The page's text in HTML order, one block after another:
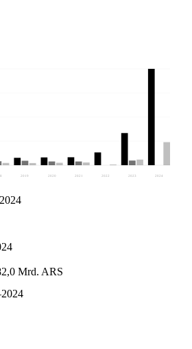
Mrd. ARS
2019 2020 2021 2022 2023 2024